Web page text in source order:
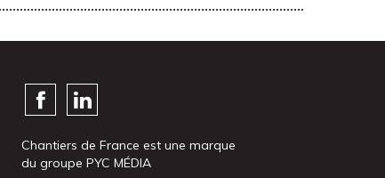
Chantiers de France est une marque
du groupe PYC MÉDIA